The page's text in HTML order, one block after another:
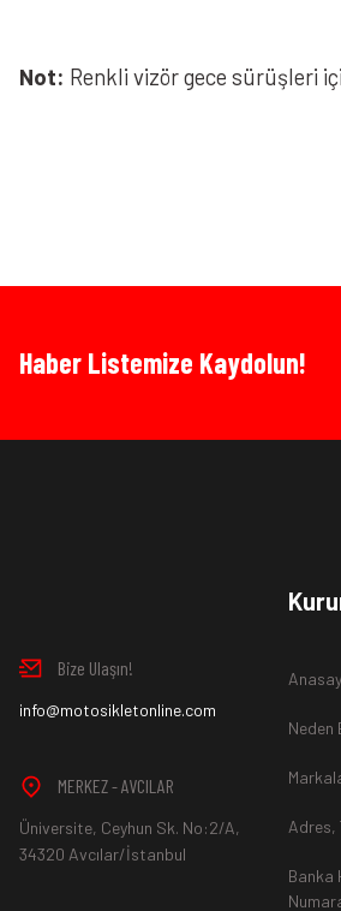
Not: Renkli vizör gece sürüşleri
Ürün bilgilerinde hatalar bulunuyor.
Bu ürüne benzer farklı alternatifler olmalı.
olarak), faturası ile birlikte, satın
www.MotosikletOnline.com alışveriş
Aksi durum söz konusu olduğunda
*İade ve Değişim sürecinde ürünlerin
Haber Listemize Kaydolun!
Bize Ulaşın!
info@motosikletonline.com
MERKEZ - AVCILAR
Üniversite, Ceyhun Sk. No:2/A,
34320 Avcılar/İstanbul
Neden
Adres,
Banka